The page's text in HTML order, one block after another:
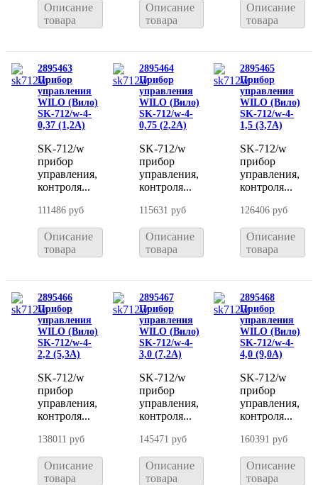
Описание
товара
Описание
товара
Описание
товара
2895463
Прибор
управления
WILO (Вило)
SK-712/w-4-
0,37 (1,2A)
SK-712/w
прибор
управления,
контроля...
111486 руб
Описание
товара
2895464
Прибор
управления
WILO (Вило)
SK-712/w-4-
0,75 (2,2A)
SK-712/w
прибор
управления,
контроля...
115631 руб
Описание
товара
2895465
Прибор
управления
WILO (Вило)
SK-712/w-4-
1,5 (3,7A)
SK-712/w
прибор
управления,
контроля...
126406 руб
Описание
товара
2895466
Прибор
управления
WILO (Вило)
SK-712/w-4-
2,2 (5,3A)
SK-712/w
прибор
управления,
контроля...
138011 руб
Описание
товара
2895467
Прибор
управления
WILO (Вило)
SK-712/w-4-
3,0 (7,2A)
SK-712/w
прибор
управления,
контроля...
145471 руб
Описание
товара
2895468
Прибор
управления
WILO (Вило)
SK-712/w-4-
4,0 (9,0A)
SK-712/w
прибор
управления,
контроля...
160391 руб
Описание
товара